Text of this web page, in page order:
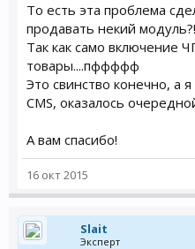
То есть эта проблема
продавать некий модуль?!
Так как само включение
товары....пффффф
Это свинство конечно, а
CMS, оказалось
А вам спасибо!
16 окт 2015
Slait
Эксперт